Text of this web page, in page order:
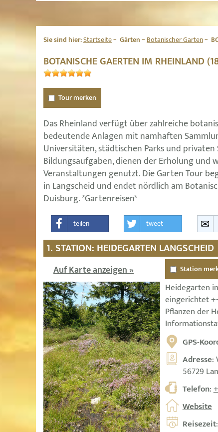
Sie sind hier:Startseite Gärten Botanischer Garten
BOTANISCHE GAERTEN IM RHEINLAND
Tour merken
Das Rheinland verfügt über zahlreiche
bedeutende Anlagen mit namhaften
Universitäten, städtischen Parks und
Bildungsaufgaben, dienen der Erholung und
Veranstaltungen genutzt. Die Garten Tour
in Langscheid und endet nördlich am
Duisburg. *Gartenreisen*
teilen tweet
1. STATION: HEIDEGARTEN LANGSCHEID
Auf Karte anzeigen » Station
Heidegarten
eingerichtet
Pflanzen der
GPS-
Adresse:
56729
Telefon:
Website
Reisezeit